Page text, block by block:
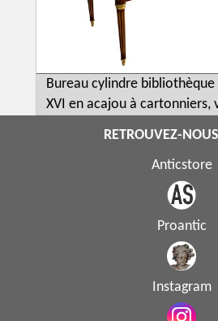
Bureau cylindre
XVI en acajou à cartonniers,
RETROUVEZ-
Anticstore
Proantic
Instagram